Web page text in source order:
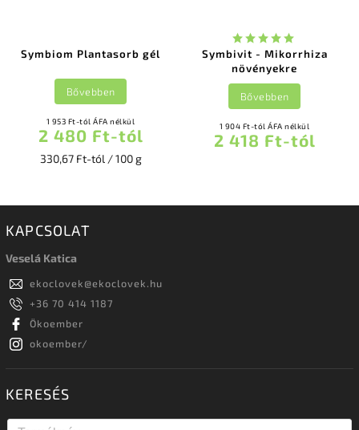
Symbiom Plantasorb gél
1 953 Ft-tól ÁFA nélkül
2 480 Ft-tól
330,67 Ft-tól / 100 g
Bővebben
Symbivit - Mikorrhiza
növényekre
1 904 Ft-tól ÁFA nélkül
2 418 Ft-tól
Bővebben
KAPCSOLAT
Veselá Katica
ekoclovek@ekoclovek.hu
+36 70 414 1187
Ökoember
okoember/
KERESÉS